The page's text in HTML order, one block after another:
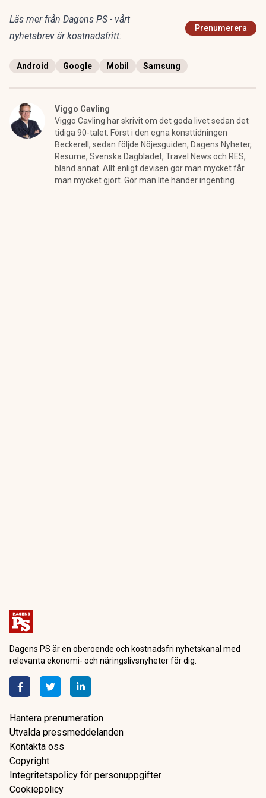
Läs mer från Dagens PS - vårt
nyhetsbrev är kostnadsfritt:
Prenumerera
Android Google Mobil Samsung
Viggo Cavling
Viggo Cavling har skrivit om det goda livet sedan det
tidiga 90-talet. Först i den egna konsttidningen
Beckerell, sedan följde Nöjesguiden, Dagens Nyheter,
Resume, Svenska Dagbladet, Travel News och RES,
bland annat. Allt enligt devisen gör man mycket får
man mycket gjort. Gör man lite händer ingenting.
Dagens PS är en oberoende och kostnadsfri nyhetskanal med
relevanta ekonomi- och näringslivsnyheter för dig.
Hantera prenumeration
Utvalda pressmeddelanden
Kontakta oss
Copyright
Integritetspolicy för personuppgifter
Cookiepolicy